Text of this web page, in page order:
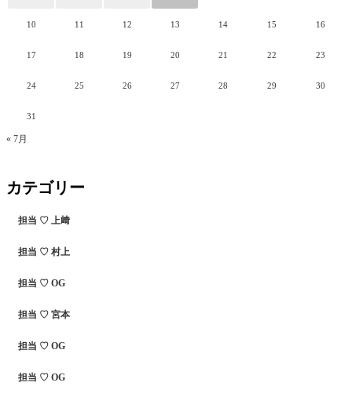
10 11 12 13 14 15 16
17 18 19 20 21 22 23
24 25 26 27 28 29 30
31
« 7月
カテゴリー
担当 ♡ 上﨑
担当 ♡ 村上
担当 ♡ OG
担当 ♡ 宮本
担当 ♡ OG
担当 ♡ OG